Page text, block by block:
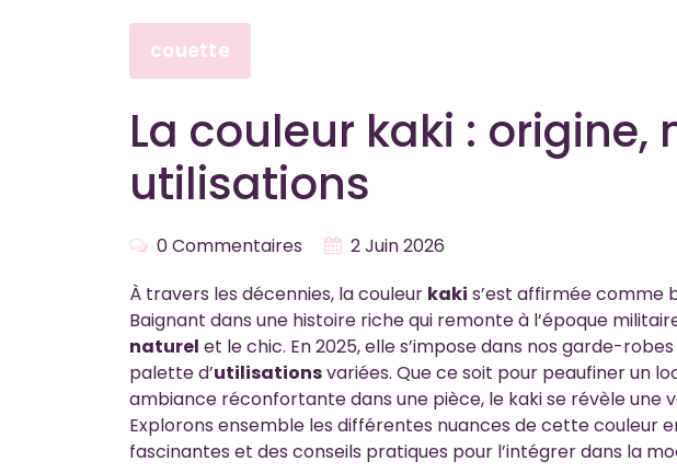
couette
La couleur kaki : origine,
utilisations
0 Commentaires
2 Juin 2026
À travers les décennies, la couleur kaki s’est affirmée comme
Baignant dans une histoire riche qui remonte à l’époque
naturel et le chic. En 2025, elle s’impose dans nos garde-
palette d’utilisationsvariées. Que ce soit pour peaufiner un
ambiance réconfortante dans une pièce, le kaki se révèle une
Explorons ensemble les différentes nuances de cette couleur
fascinantes et des conseils pratiques pour l’intégrer dans la